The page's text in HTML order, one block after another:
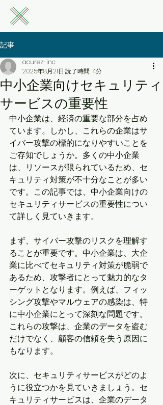
記事
中小企業向けセキュリティ
サービスの重要性
acurez-inc
2025年8月21日 読了時間: 4分
中小企業は、経済の重要な部分を占め
ています。しかし、これらの企業はサ
イバー攻撃の標的になりやすいことを
ご存知でしょうか。多くの中小企業
は、リソースが限られているため、セ
キュリティ対策が不十分なことが多い
です。この記事では、中小企業向けの
セキュリティサービスの重要性につい
て詳しく見ていきます。
まず、サイバー攻撃のリスクを理解す
ることが重要です。中小企業は、大企
業に比べてセキュリティ対策が脆弱で
あるため、攻撃者にとって魅力的なタ
ーゲットとなります。例えば、フィッ
シング攻撃やマルウェアの感染は、特
に中小企業にとって深刻な問題です。
これらの攻撃は、企業のデータを盗む
だけでなく、顧客の信頼を失う原因に
もなります。
次に、セキュリティサービスがどのよ
うに役立つかを見ていきましょう。セ
キュリティサービスは、企業のデータ